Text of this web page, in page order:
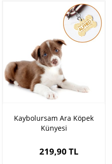
Kaybolursam Ara Köpek
Künyesi
219,90 TL